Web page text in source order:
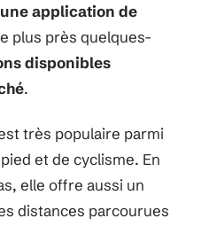
application de
plus près quelques-
disponibles
.
très populaire parmi
et de cyclisme. En
elle offre aussi un
distances parcourues